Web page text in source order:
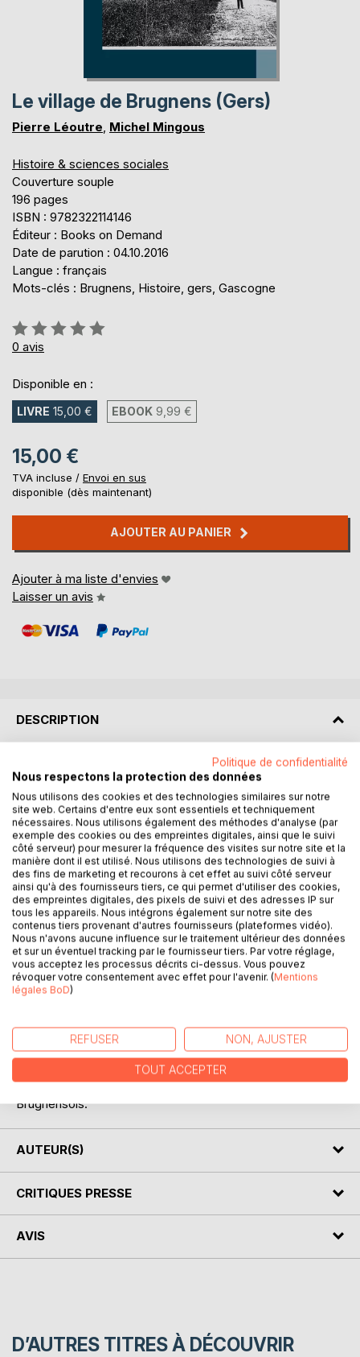
Le village de Brugnens (Gers)
Pierre Léoutre, Michel Mingous
Histoire & sciences sociales
Couverture souple
196 pages
ISBN : 9782322114146
Éditeur : Books on Demand
Date de parution : 04.10.2016
Langue : français
Mots-clés : Brugnens, Histoire, gers, Gascogne
Évaluation:
0%
0 avis
Disponible en :
LIVRE 15,00 € EBOOK 9,99 €
15,00 €
TVA incluse / Envoi en sus
disponible (dès maintenant)
AJOUTER AU PANIER
Ajouter à ma liste d'envies
Laisser un avis
DESCRIPTION
Le si beau département du Gers compte 463 communes,
des villes et des villages dispersés dans un paysage
vallonné et magnifique, au coeur du sud-ouest de la
France. Les auteurs, Pierre Léoutre et Michel Mingous, ont
choisi de raconter la petite histoire de l'un de ces villages
gascons, dans le cadre d'une monographie historique qui
aborde en différents chapitres, avec à chaque fois
l'intervention d'un spécialiste de la question traitée, tout le
passé ancien et contemporain de la commune de
Brugnens.
Avec un attachement sincère et profond à ce village mais
aussi le souci de la rigueur d'historiens, en s'appuyant sur
les archives municipales et départementales, les auteurs
ont su retracer les origines et l'évolution de la communauté
cette monographie historique ont pu voir le jour. Celle-ci,
prolongeant les précédentes, est la dernière et la plus
aboutie mais ne s'éloigne pas du coeur du sujet : l'histoire
du village de Brugnens et de ses habitants, les
Brugnensois.
AUTEUR(S)
CRITIQUES PRESSE
AVIS
D’AUTRES TITRES À DÉCOUVRIR
Politique de confidentialité
Nous respectons la protection des données
Nous utilisons des cookies et des technologies similaires sur notre
site web. Certains d'entre eux sont essentiels et techniquement
nécessaires. Nous utilisons également des méthodes d'analyse (par
exemple des cookies ou des empreintes digitales, ainsi que le suivi
côté serveur) pour mesurer la fréquence des visites sur notre site et la
manière dont il est utilisé. Nous utilisons des technologies de suivi à
des fins de marketing et recourons à cet effet au suivi côté serveur
ainsi qu'à des fournisseurs tiers, ce qui permet d'utiliser des cookies,
des empreintes digitales, des pixels de suivi et des adresses IP sur
tous les appareils. Nous intégrons également sur notre site des
contenus tiers provenant d'autres fournisseurs (plateformes vidéo).
Nous n'avons aucune influence sur le traitement ultérieur des données
et sur un éventuel tracking par le fournisseur tiers. Par votre réglage,
vous acceptez les processus décrits ci-dessus. Vous pouvez
révoquer votre consentement avec effet pour l'avenir. (Mentions
légales BoD)
REFUSER NON, AJUSTER
TOUT ACCEPTER